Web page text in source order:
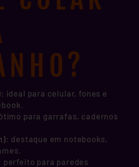
: ideal para celular, fones e
para garrafas, cadernos
: destaque em notebooks,
perfeito para paredes